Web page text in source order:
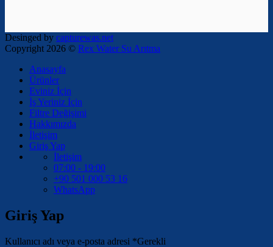
Desinged by capturewas.net
Copyright 2026 © Rex Water Su Arıtma
Anasayfa
Ürünler
Eviniz İçin
İş Yeriniz İçin
Filtre Değişimi
Hakkımızda
İletişim
Giriş Yap
İletişim
07:00 - 19:00
+90 501 000 53 16
WhatsApp
Giriş Yap
Kullanıcı adı veya e-posta adresi *Gerekli